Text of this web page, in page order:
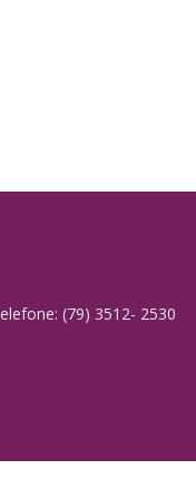
(79) 3512- 2530